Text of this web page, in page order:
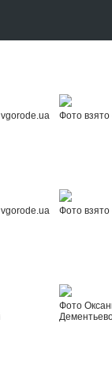
Фото
Фото
Фото